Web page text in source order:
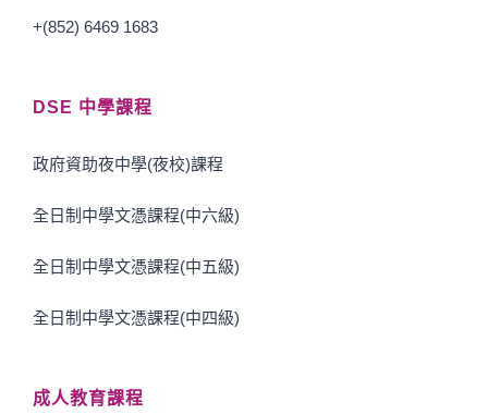
+(852) 6469 1683
DSE 中學課程
政府資助夜中學(夜校)課程
全日制中學文憑課程(中六級)
全日制中學文憑課程(中五級)
全日制中學文憑課程(中四級)
成人教育課程